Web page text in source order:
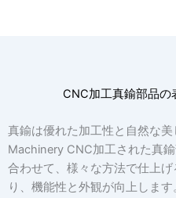
CNC加工真鍮部品の
真鍮は優れた加工性と自然な
Machinery CNC加工された真
合わせて、様々な方法で仕上
り、機能性と外観が向上しま